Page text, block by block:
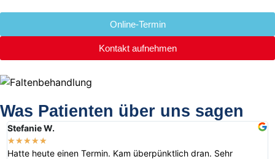
Online-Termin
Kontakt aufnehmen
Was Patienten über uns sagen
Stefanie W.
★★★★★
Hatte heute einen Termin. Kam überpünktlich dran. Sehr